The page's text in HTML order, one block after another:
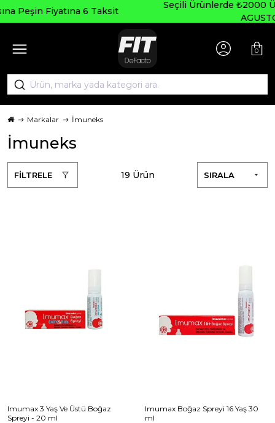
Seçili Ürünlerde ₺2000 Üzeri ₺200 İndirim Kodu:
AGUSTOS200
0
Markalar İmuneks
İmuneks
FİLTRELE SIRALA
19 Ürün
Imumax 3 Yaş Ve Üstü Boğaz
Spreyi - 20 ml
Imumax Boğaz Spreyi 16 Yaş 30
ml